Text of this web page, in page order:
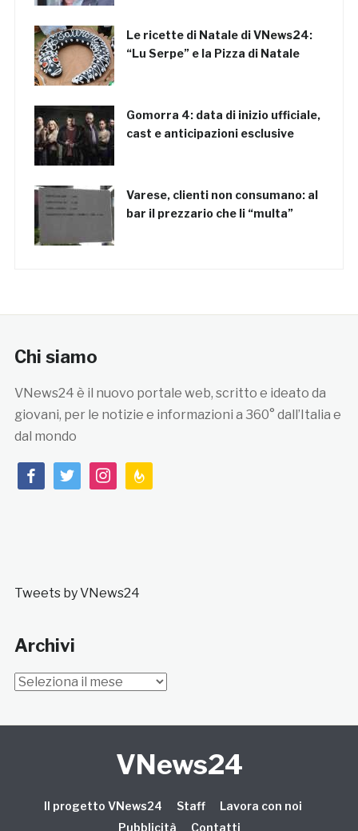
Le ricette di Natale di VNews24:
“Lu Serpe” e la Pizza di Natale
Gomorra 4: data di inizio ufficiale,
cast e anticipazioni esclusive
Varese, clienti non consumano: al
bar il prezzario che li “multa”
Chi siamo
VNews24 è il nuovo portale web, scritto e ideato da
giovani, per le notizie e informazioni a 360° dall’Italia e
dal mondo
facebooktwitterinstagramfeedburner
Tweets by VNews24
Archivi
Archivi
VNews24
Il progetto VNews24 Staff
Lavora con noi
Pubblicità
Contatti